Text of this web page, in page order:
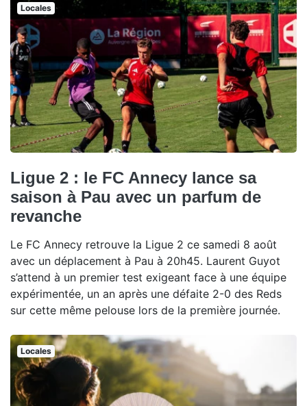
Locales
Ligue 2 : le FC Annecy lance sa
saison à Pau avec un parfum de
revanche
Le FC Annecy retrouve la Ligue 2 ce samedi 8 août
avec un déplacement à Pau à 20h45. Laurent Guyot
s’attend à un premier test exigeant face à une équipe
expérimentée, un an après une défaite 2-0 des Reds
sur cette même pelouse lors de la première journée.
Locales